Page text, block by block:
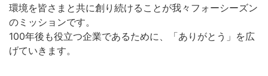
環境を皆さまと共に創り続けることが我々フォーシーズン
のミッションです。
100年後も役立つ企業であるために、「ありがとう」を広
げていきます。